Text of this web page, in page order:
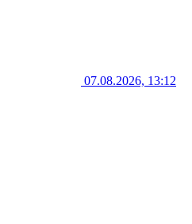
07.08.2026, 13:12